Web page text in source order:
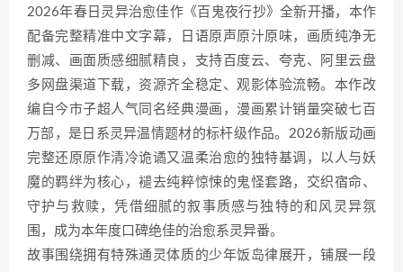
2026年春日灵异治愈佳作《百鬼夜行抄》全新开播，本作
配备完整精准中文字幕，日语原声原汁原味，画质纯净无
删减、画面质感细腻精良，支持百度云、夸克、阿里云盘
多网盘渠道下载，资源齐全稳定、观影体验流畅。本作改
编自今市子超人气同名经典漫画，漫画累计销量突破七百
万部，是日系灵异温情题材的标杆级作品。2026新版动画
完整还原原作清冷诡谲又温柔治愈的独特基调，以人与妖
魔的羁绊为核心，褪去纯粹惊悚的鬼怪套路，交织宿命、
守护与救赎，凭借细腻的叙事质感与独特的和风灵异氛
围，成为本年度口碑绝佳的治愈系灵异番。
故事围绕拥有特殊通灵体质的少年饭岛律展开，铺展一段